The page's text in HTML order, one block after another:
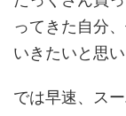
ってきた自分
いきたいと思
では早速、ス